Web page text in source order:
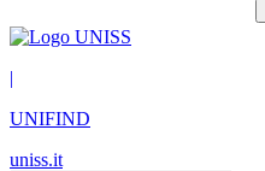
|
UNIFIND
uniss.it